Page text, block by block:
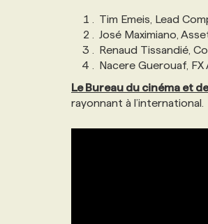
ANNONCEZ AVEC NOUS
Tim Emeis, Lead
José Maximiano,
Renaud Tissandié,
Nacere Guerouaf, FX
LeBureau du cinéma et
rayonnant à l’international.